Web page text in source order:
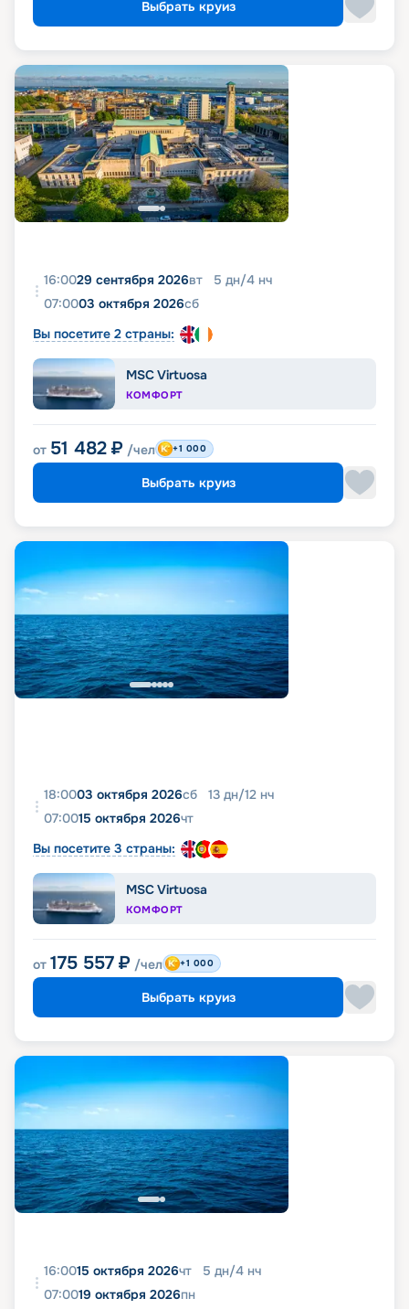
Выбрать круиз
16:0029 сентября 2026вт 5 дн/4 нч
07:0003 октября 2026сб
Вы посетите 2 страны:
MSC Virtuosa
КОМФОРТ
от 51 482 ₽ /чел +1 000
Выбрать круиз
18:0003 октября 2026сб 13 дн/12 нч
07:0015 октября 2026чт
Вы посетите 3 страны:
MSC Virtuosa
КОМФОРТ
от 175 557 ₽ /чел +1 000
Выбрать круиз
16:0015 октября 2026чт 5 дн/4 нч
07:0019 октября 2026пн